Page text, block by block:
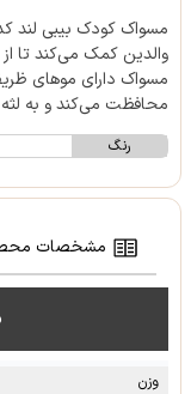
والدین کمک می‌کند تا
مسواک دارای موهای
محافظت می‌کند و به
رنگ
مشخصات
وزن